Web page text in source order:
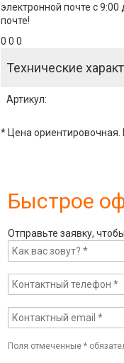
электронной почте с
почте!
0 0 0
Технические
Артикул:
* Цена ориентировочная.
Быстрое
Отправьте заявку,
Поля отмеченные*